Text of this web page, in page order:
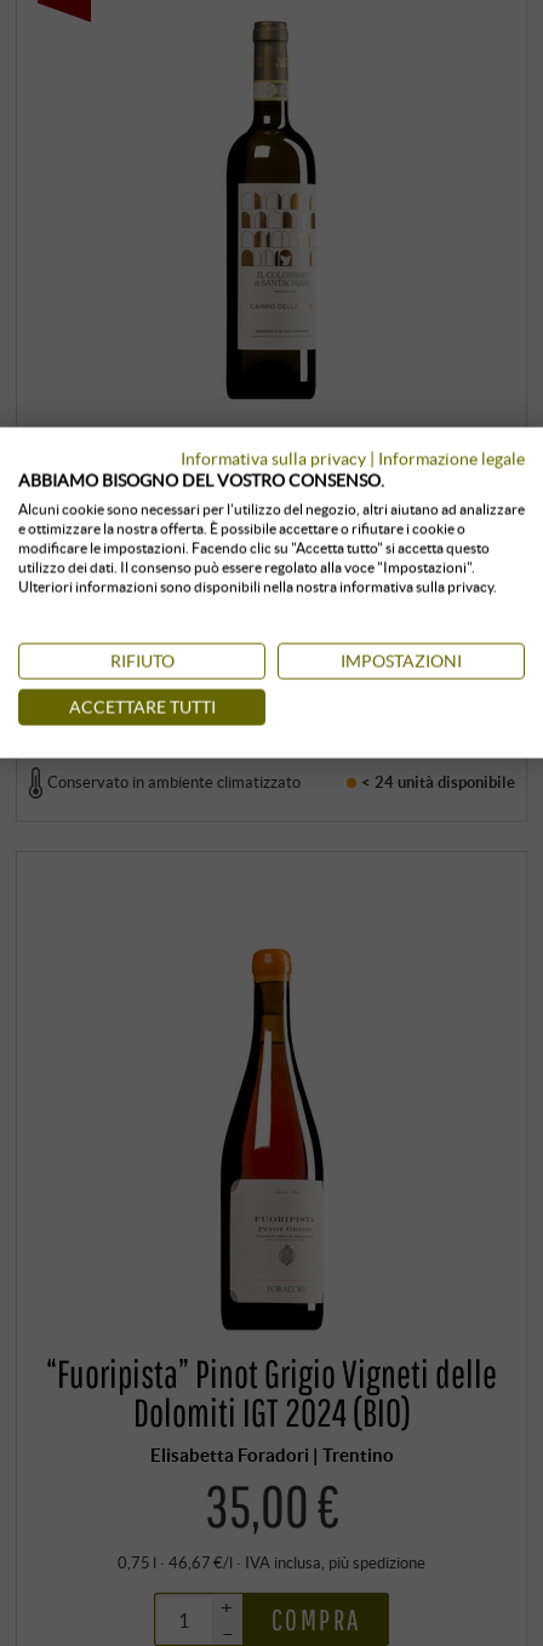
“Campo della Pieve” Vernaccia di San
Gimignano DOCG 2023 (BIO)
Il Colombaio di Santa Chiara | Toscana
27,00 € 24,99 €
0,75 l · 33,32 €/l·IVA inclusa, piùspedizione
+
Conservato in ambiente climatizzato < 24 unità disponibile
“Fuoripista” Pinot Grigio Vigneti delle
Dolomiti IGT 2024 (BIO)
Elisabetta Foradori | Trentino
35,00 €
0,75 l · 46,67 €/l · IVA inclusa , più spedizione
+
–
COMPRA
Informativa sulla privacy | Informazione legale
ABBIAMO BISOGNO DEL VOSTRO CONSENSO.
Alcuni cookie sono necessari per l'utilizzo del negozio, altri aiutano ad analizzare
e ottimizzare la nostra offerta. È possibile accettare o rifiutare i cookie o
modificare le impostazioni. Facendo clic su "Accetta tutto" si accetta questo
utilizzo dei dati. Il consenso può essere regolato alla voce "Impostazioni".
Ulteriori informazioni sono disponibili nella nostra informativa sulla privacy.
RIFIUTO IMPOSTAZIONI
ACCETTARE TUTTI